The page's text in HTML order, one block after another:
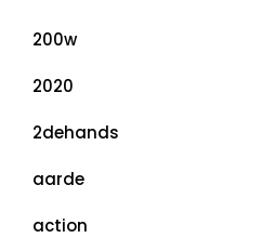
200w
2020
2dehands
aarde
action